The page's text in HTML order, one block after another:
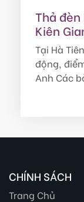
Thả
Kiên
Tại Hà
động,
Anh Các
CHÍNH SÁCH
Trang Chủ